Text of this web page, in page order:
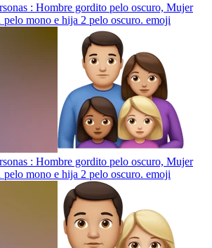
: Hombre gordito pelo oscuro, Mujer
pelo mono e hija 2 pelo oscuro. emoji
: Hombre gordito pelo oscuro, Mujer
pelo mono e hija 2 pelo oscuro. emoji